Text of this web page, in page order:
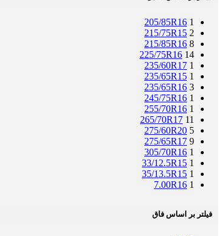
205/85R16 1
215/75R15 2
215/85R16 8
225/75R16 14
235/60R17 1
235/65R15 1
235/65R16 3
245/75R16 1
255/70R16 1
265/70R17 11
275/60R20 5
275/65R17 9
305/70R16 1
33/12.5R15 1
35/13.5R15 1
7.00R16 1
فیلتر بر اساس فاق